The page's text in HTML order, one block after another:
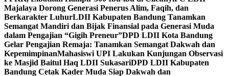
Majalaya Dorong Generasi Penerus Alim, Faqih, dan
Berkarakter LuhurLDII Kabupaten Bandung Tanamkan
Semangat Mandiri dan Bijak Finansial pada Generasi Muda
dalam Pengajian “Gigih Preneur”DPD LDII Kota Bandung
Gelar Pengajian Remaja: Tanamkan Semangat Dakwah dan
KepemimpinanMahasiswi UPI Lakukan Kunjungan Observasi
ke Masjid Baitul Haq LDII SukasariDPD LDII Kabupaten
Bandung Cetak Kader Muda Siap Dakwah dan